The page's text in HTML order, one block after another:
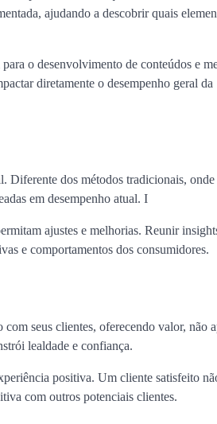
ajudando a descobrir quais
o desenvolvimento de conteúdos e
diretamente o desempenho geral da
Diferente dos métodos tradicionais, onde
em desempenho atual. I
ajustes e melhorias. Reunir
e comportamentos dos consumidores.
seus clientes, oferecendo valor, não
lealdade e confiança.
positiva. Um cliente satisfeito
com outros potenciais clientes.